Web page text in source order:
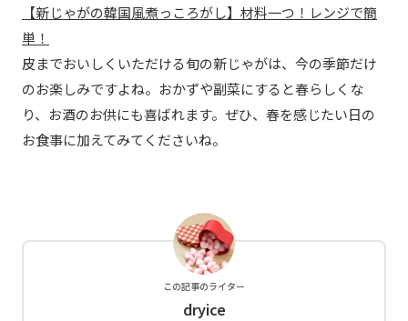
【新じゃがの韓国風煮っころがし】材料一つ！レンジで簡
単！
皮までおいしくいただける旬の新じゃがは、今の季節だけ
のお楽しみですよね。おかずや副菜にすると春らしくな
り、お酒のお供にも喜ばれます。ぜひ、春を感じたい日の
お食事に加えてみてくださいね。
この記事のライター
dryice